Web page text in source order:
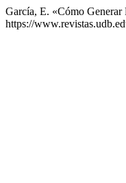
García, E. «Cómo
https://